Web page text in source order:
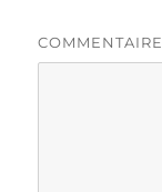
COMMENTAIRE